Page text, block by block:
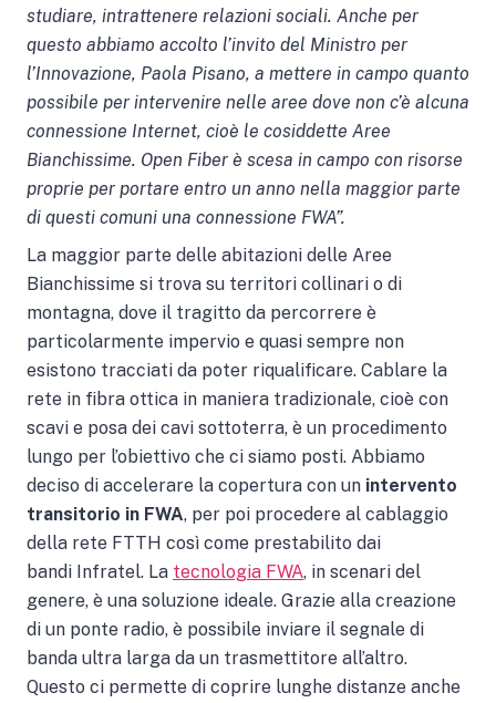
studiare, intrattenere relazioni sociali. Anche per
questo abbiamo accolto l’invito del Ministro per
l’Innovazione, Paola Pisano, a mettere in campo quanto
possibile per intervenire nelle aree dove non c’è alcuna
connessione Internet, cioè le cosiddette Aree
Bianchissime. Open Fiber è scesa in campo con risorse
proprie per portare entro un anno nella maggior parte
di questi comuni una connessione FWA”.
La maggior parte delle abitazioni delle Aree
Bianchissime si trova su territori collinari o di
montagna, dove il tragitto da percorrere è
particolarmente impervio e quasi sempre non
esistono tracciati da poter riqualificare. Cablare la
rete in fibra ottica in maniera tradizionale, cioè con
scavi e posa dei cavi sottoterra, è un procedimento
lungo per l’obiettivo che ci siamo posti. Abbiamo
deciso di accelerare la copertura con un intervento
transitorio in FWA, per poi procedere al cablaggio
della rete FTTH così come prestabilito dai
bandi Infratel. La tecnologia FWA, in scenari del
genere, è una soluzione ideale. Grazie alla creazione
di un ponte radio, è possibile inviare il segnale di
banda ultra larga da un trasmettitore all’altro.
Questo ci permette di coprire lunghe distanze anche